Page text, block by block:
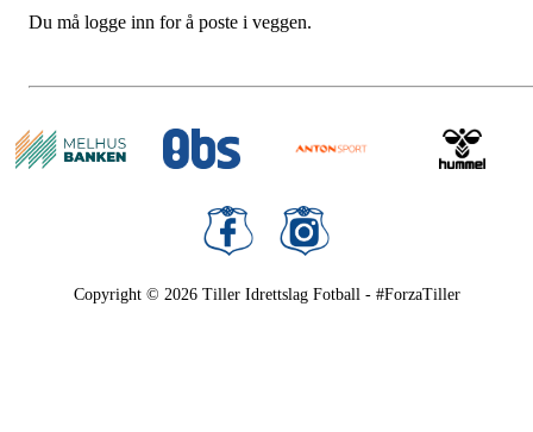
Du må logge inn for å poste i veggen.
Copyright © 2026 Tiller Idrettslag Fotball - #ForzaTiller